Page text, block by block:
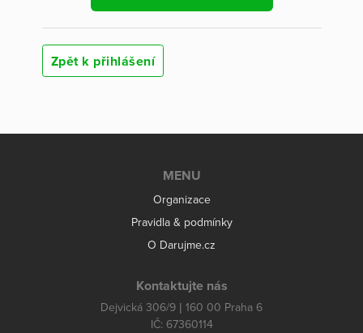
Zpět k přihlášení
MENU
Organizace
Pravidla & podmínky
O Darujme.cz
Kontaktujte nás
Dejvická 306/9 | 160 00 Praha 6
IČ: 67360114